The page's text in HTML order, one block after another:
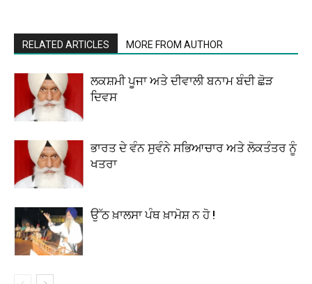
RELATED ARTICLES MORE FROM AUTHOR
ਲਕਸ਼ਮੀ ਪੂਜਾ ਅਤੇ ਦੀਵਾਲੀ ਬਨਾਮ ਬੰਦੀ ਛੋੜ
ਦਿਵਸ
ਭਾਰਤ ਦੇ ਵੰਨ ਸੁਵੰਨੇ ਸਭਿਆਚਾਰ ਅਤੇ ਲੋਕਤੰਤਰ ਨੂੰ
ਖਤਰਾ
ਉੱਠ ਖ਼ਾਲਸਾ ਪੰਥ ਖ਼ਾਮੋਸ਼ ਨ ਹੋ !